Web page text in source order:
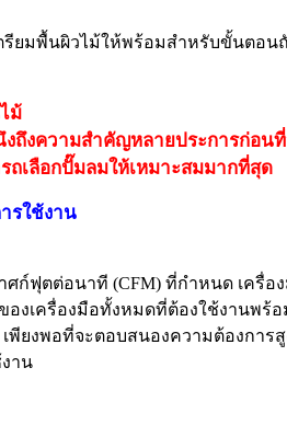
รียมพื้นผิวไม้ให้พร้อมสำหรับขั้นตอ
ม้
งความสำคัญหลายประการก่อน
เลือกปั๊มลมให้เหมาะสมมากที่สุด
รใช้งาน
ศก์ฟุตต่อนาที (CFM) ที่กำหนด เครื่
เครื่องมือทั้งหมดที่ต้องใช้งานพร้อ
ยงพอที่จะตอบสนองความต้องการ
าน